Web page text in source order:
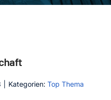
Kategorien: Top Thema